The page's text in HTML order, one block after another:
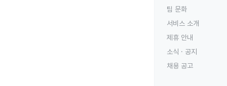
팀 문화
서비스 소개
제휴 안내
소식 · 공지
채용 공고